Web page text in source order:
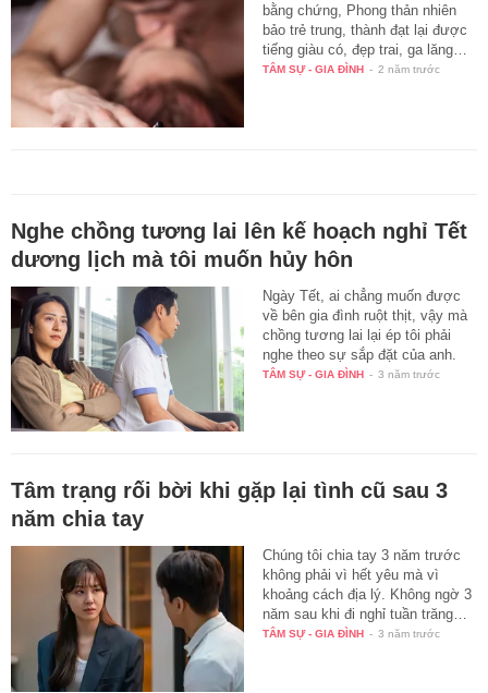
bằng chứng, Phong thản nhiên
bảo trẻ trung, thành đạt lại được
tiếng giàu có, đẹp trai, ga lăng…
TÂM SỰ - GIA ĐÌNH - 2 năm trước
Nghe chồng tương lai lên kế hoạch nghỉ Tết
dương lịch mà tôi muốn hủy hôn
Ngày Tết, ai chẳng muốn được
về bên gia đình ruột thịt, vậy mà
chồng tương lai lại ép tôi phải
nghe theo sự sắp đặt của anh.
TÂM SỰ - GIA ĐÌNH - 3 năm trước
Tâm trạng rối bời khi gặp lại tình cũ sau 3
năm chia tay
Chúng tôi chia tay 3 năm trước
không phải vì hết yêu mà vì
khoảng cách địa lý. Không ngờ 3
năm sau khi đi nghỉ tuần trăng…
TÂM SỰ - GIA ĐÌNH - 3 năm trước